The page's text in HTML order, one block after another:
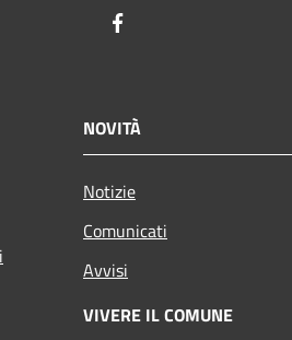
NOVITÀ
Notizie
Comunicati
Avvisi
VIVERE IL COMUNE